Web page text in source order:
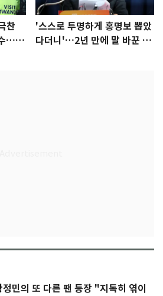
찬
…좋
'스스로 투명하게 홍명보 뽑았
다더니'…2년 만에 말 바꾼 이
정민의 또 다른 팬 등장 "지독히 엮이